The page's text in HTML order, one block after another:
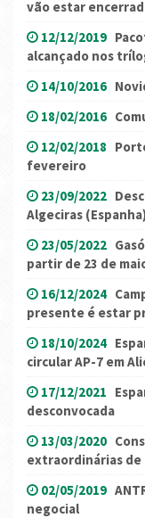
vão estar
12/12/2019
alcançado nos
14/10/2016
18/02/2016
12/02/2018
fevereiro
23/09/2022
Algeciras
23/05/2022
partir de 23 de
16/12/2024
presente é estar
18/10/2024
circular AP-7 em
17/12/2021
desconvocada
13/03/2020
extraordinárias de
02/05/2019
negocial